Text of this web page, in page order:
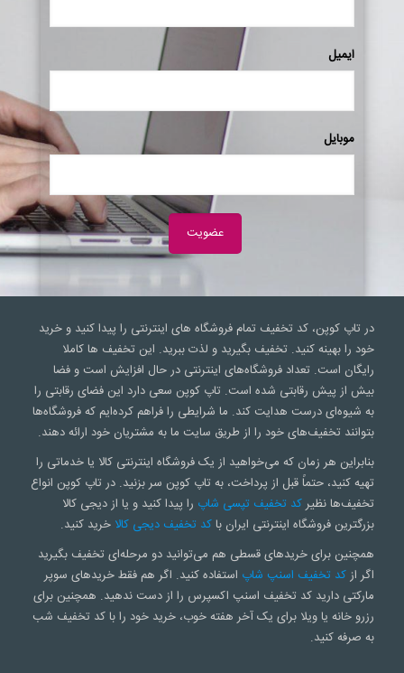
ایمیل
موبایل
در تاپ کوپن، کد تخفیف تمام فروشگاه های اینترنتی را پیدا کنید و خرید
خود را بهینه کنید. تخفیف بگیرید و لذت ببرید. این تخفیف ها کاملا
رایگان است. تعداد فروشگاه‌های اینترنتی در حال افزایش است و فضا
بیش از پیش رقابتی شده است. تاپ کوپن سعی‌ دارد این فضای رقابتی را
به شیوه‌ای درست هدایت کند. ما شرایطی را فراهم کرده‌ایم که فروشگاه‌ها
بتوانند تخفیف‌های خود را از طریق سایت ما به مشتریان خود ارائه دهند.
بنابراین هر زمان که می‌خواهید از یک فروشگاه اینترنتی کالا یا خدماتی را
تهیه کنید، حتماً قبل از پرداخت، به تاپ کوپن سر بزنید. در تاپ کوپن انواع
تخفیف‌ها نظیرکد تخفیف تپسی شاپ را پیدا کنید و یا از دیجی کالا
بزرگترین فروشگاه اینترنتی ایران باکد تخفیف دیجی کالا خرید کنید.
همچنین برای خریدهای قسطی هم می‌توانید دو مرحله‌ای تخفیف بگیرید
اگر ازکد تخفیف اسنپ شاپ استفاده کنید. اگر هم فقط خریدهای سوپر
مارکتی دارید کد تخفیف اسنپ اکسپرس را از دست ندهید. همچنین برای
رزرو خانه یا ویلا برای یک آخر هفته خوب، خرید خود را با کد تخفیف شب
به صرفه کنید.